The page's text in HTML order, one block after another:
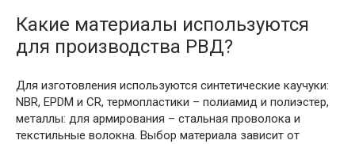
Какие материалы используются
для производства РВД?
Для изготовления используются синтетические каучуки:
NBR, EPDM и CR, термопластики – полиамид и полиэстер,
металлы: для армирования – стальная проволока и
текстильные волокна. Выбор материала зависит от